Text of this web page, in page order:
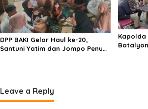
DPP BAKI Gelar Haul ke-20,
Santuni Yatim dan Jompo Penuh
Kapolda
Leave a Reply